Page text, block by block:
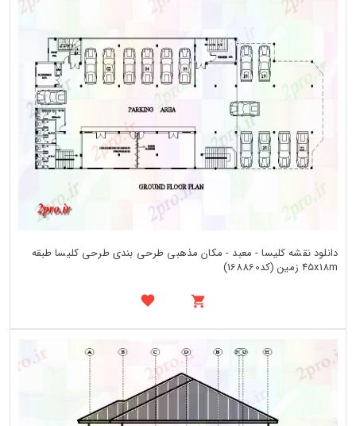
دانلود نقشه کلیسا - معبد - مکان مذهبی طرحی بندی طرحی کلیسا طبقه
45x18m زمین (کد168860)